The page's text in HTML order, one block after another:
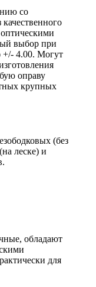
со
выбор при
+/- 4.00. Могут
оправу
крупных
(без
леске) и
обладают
для